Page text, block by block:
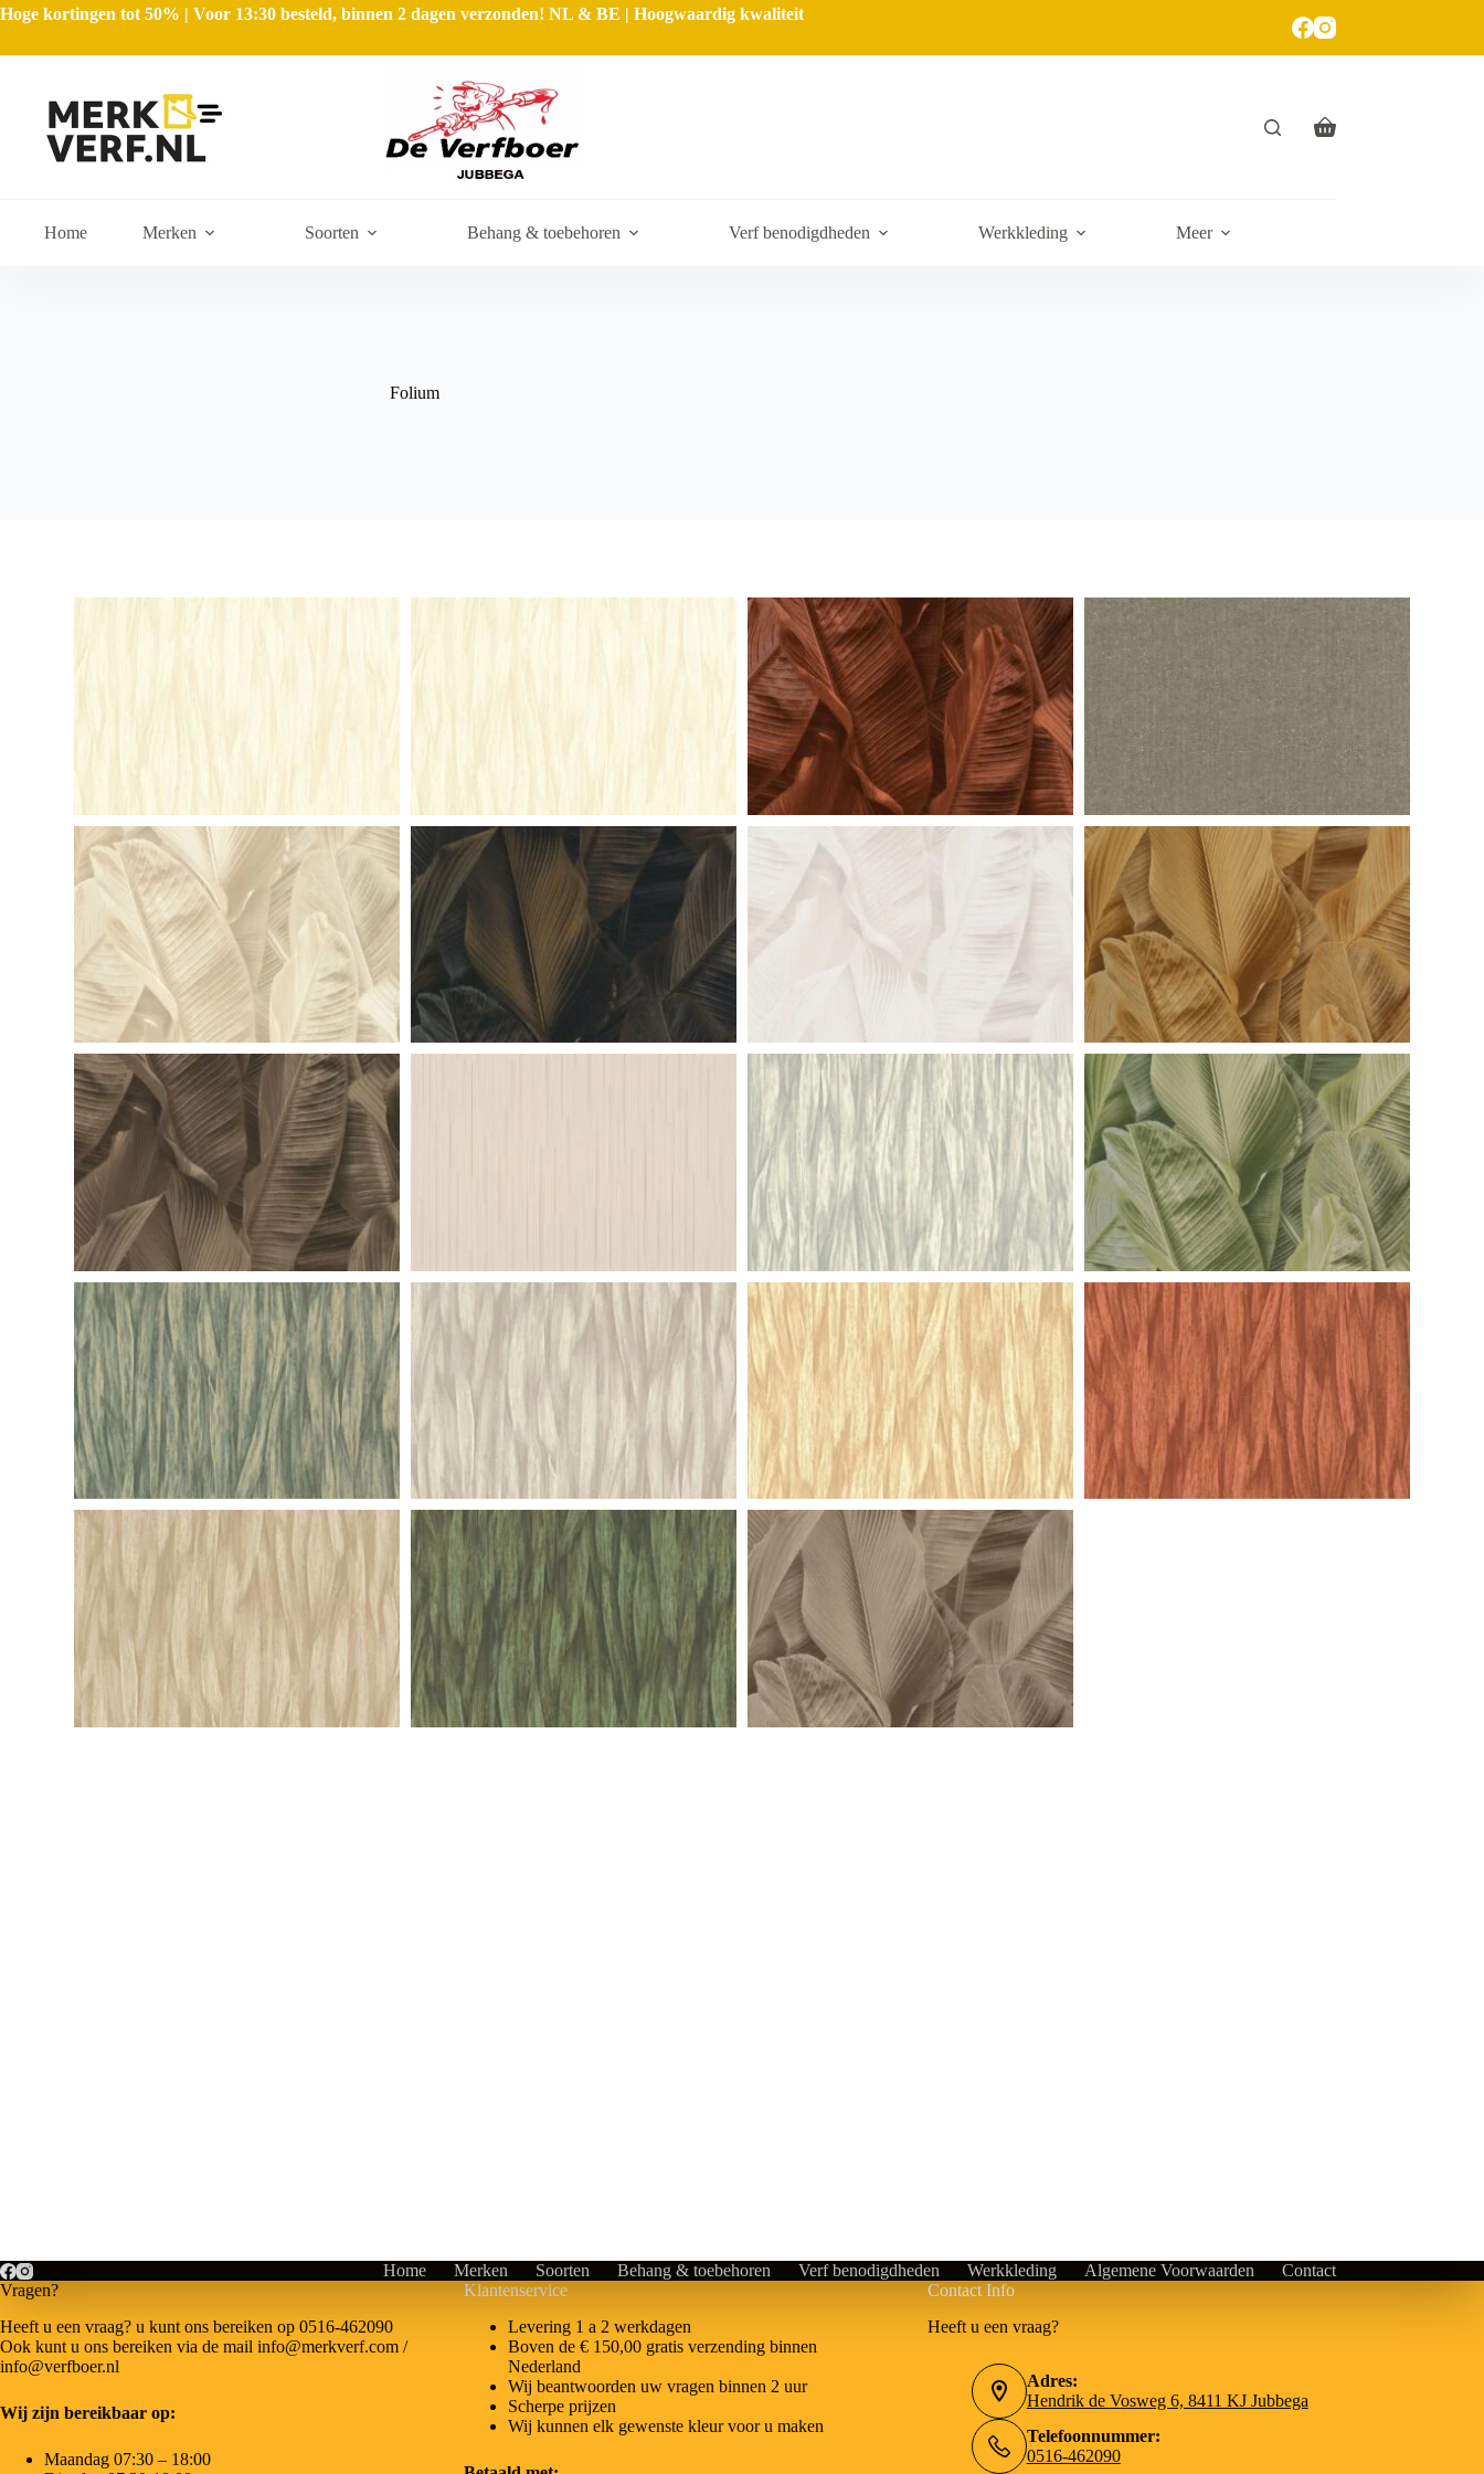
Hoge kortingen tot 50% | Voor 13:30 besteld, binnen 2 dagen verzonden! NL & BE | Hoogwaardig kwaliteit
Home Merken Soorten Behang & toebehoren Verf benodigdheden Werkkleding Meer
Folium
Home Merken Soorten Behang & toebehoren Verf benodigdheden Werkkleding Algemene Voorwaarden
Contact
Vragen?
Heeft u een vraag? u kunt ons bereiken op 0516-462090
Ook kunt u ons bereiken via de mail info@merkverf.com /
info@verfboer.nl
Wij zijn bereikbaar op:
Maandag 07:30 – 18:00
Klantenservice
Levering 1 a 2 werkdagen
Boven de € 150,00 gratis verzending binnen
Nederland
Wij beantwoorden uw vragen binnen 2 uur
Scherpe prijzen
Wij kunnen elk gewenste kleur voor u maken
Contact Info
Heeft u een vraag?
Adres:
Hendrik de Vosweg 6, 8411 KJ Jubbega
Telefoonnummer:
0516-462090